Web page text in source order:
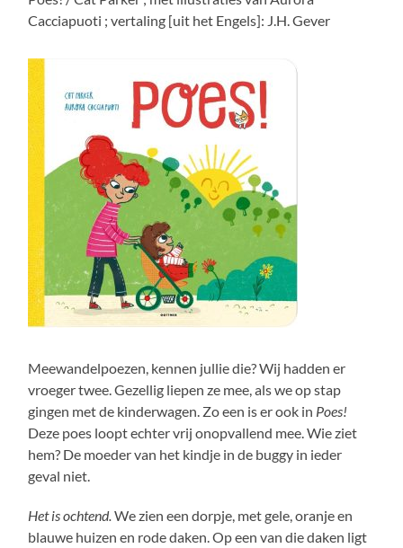
Cacciapuoti ; vertaling [uit het Engels]: J.H. Gever
Meewandelpoezen, kennen jullie die? Wij hadden er
vroeger twee. Gezellig liepen ze mee, als we op stap
gingen met de kinderwagen. Zo een is er ook in Poes!
Deze poes loopt echter vrij onopvallend mee. Wie ziet
hem? De moeder van het kindje in de buggy in ieder
geval niet.
Het is ochtend. We zien een dorpje, met gele, oranje en
blauwe huizen en rode daken. Op een van die daken ligt